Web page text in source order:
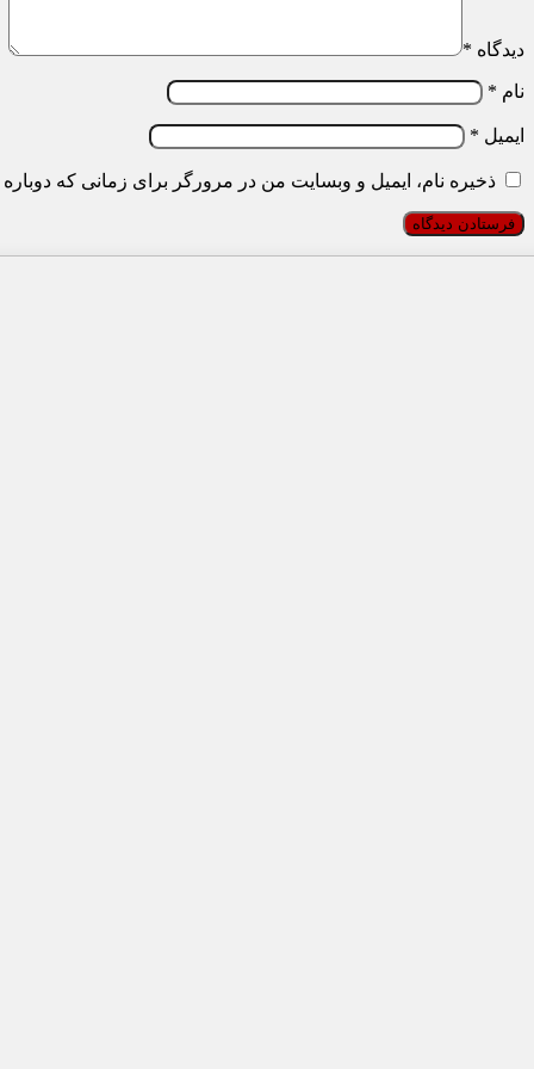
دیدگاه *
نام *
ایمیل *
ذخیره نام، ایمیل و وبسایت من در مرورگر برای زمانی که